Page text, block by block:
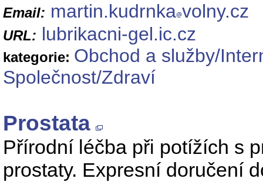
Email: martin.kudrnka volny.cz
URL: lubrikacni-gel.ic.cz
kategorie: Obchod a služby/
Společnost/Zdraví
Prostata
Přírodní léčba při potížích s
prostaty. Expresní doručení